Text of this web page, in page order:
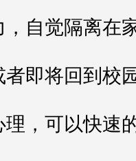
，自觉隔离在
者即将回到校
理，可以快速